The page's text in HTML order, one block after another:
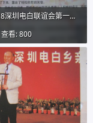
2001-11-18深圳电白联谊会第一期会刊图片01IMG_9731 (3).JPG
查看: 800